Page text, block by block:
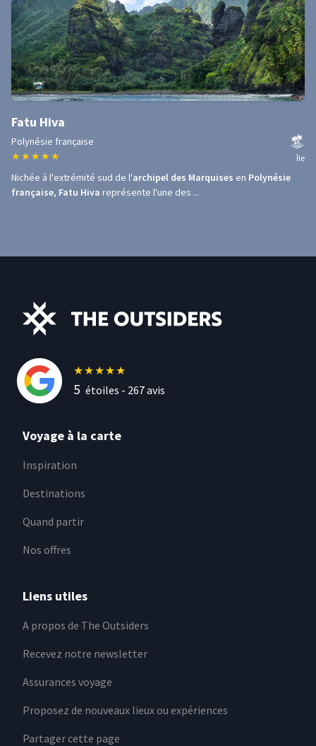
Fatu Hiva
Polynésie française
★ ★ ★ ★ ★ Île
Nichée à l'extrémité sud de l'archipel des Marquises en Polynésie
française, Fatu Hiva représente l'une des ...
★★★★★
5 étoiles - 267avis
Voyage à la carte
Inspiration
Destinations
Quand partir
Nos offres
Liens utiles
A propos de The Outsiders
Recevez notre newsletter
Assurances voyage
Proposez de nouveaux lieux ou expériences
Partager cette page